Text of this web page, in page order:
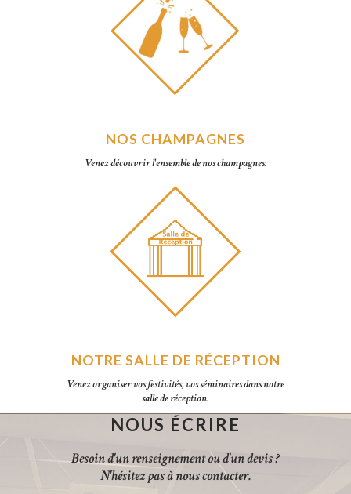
NOS CHAMPAGNES
Venez découvrir l'ensemble de nos champagnes.
NOTRE SALLE DE RÉCEPTION
Venez organiser vos festivités, vos séminaires dans notre
salle de réception.
NOUS ÉCRIRE
Besoin d'un renseignement ou d'un devis ?
N'hésitez pas à nous contacter.